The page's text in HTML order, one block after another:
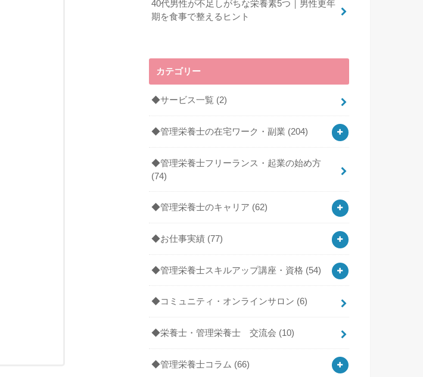
40代男性が不足しがちな栄養素5つ｜男性更年
期を食事で整えるヒント
カテゴリー
◆サービス一覧 (2)
◆管理栄養士の在宅ワーク・副業 (204)
◆管理栄養士フリーランス・起業の始め方
(74)
◆管理栄養士のキャリア (62)
◆お仕事実績 (77)
◆管理栄養士スキルアップ講座・資格 (54)
◆コミュニティ・オンラインサロン (6)
◆栄養士・管理栄養士 交流会 (10)
◆管理栄養士コラム (66)